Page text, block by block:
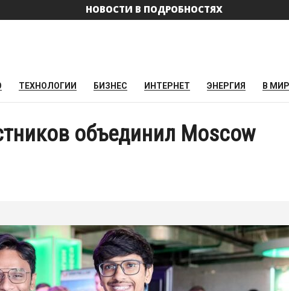
НОВОСТИ В ПОДРОБНОСТЯХ
ТЕХНОЛОГИИ БИЗНЕС ИНТЕРНЕТ ЭНЕРГИЯ В
объединил Moscow